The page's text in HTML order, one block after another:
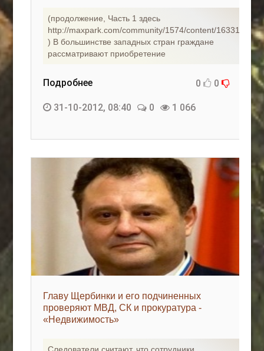
(продолжение, Часть 1 здесь
http://maxpark.com/community/1574/content/1633118
) В большинстве западных стран граждане
рассматривают приобретение
Подробнее 0 0
31-10-2012, 08:40 0 1 066
Главу Щербинки и его подчиненных
проверяют МВД, СК и прокуратура -
«Недвижимость»